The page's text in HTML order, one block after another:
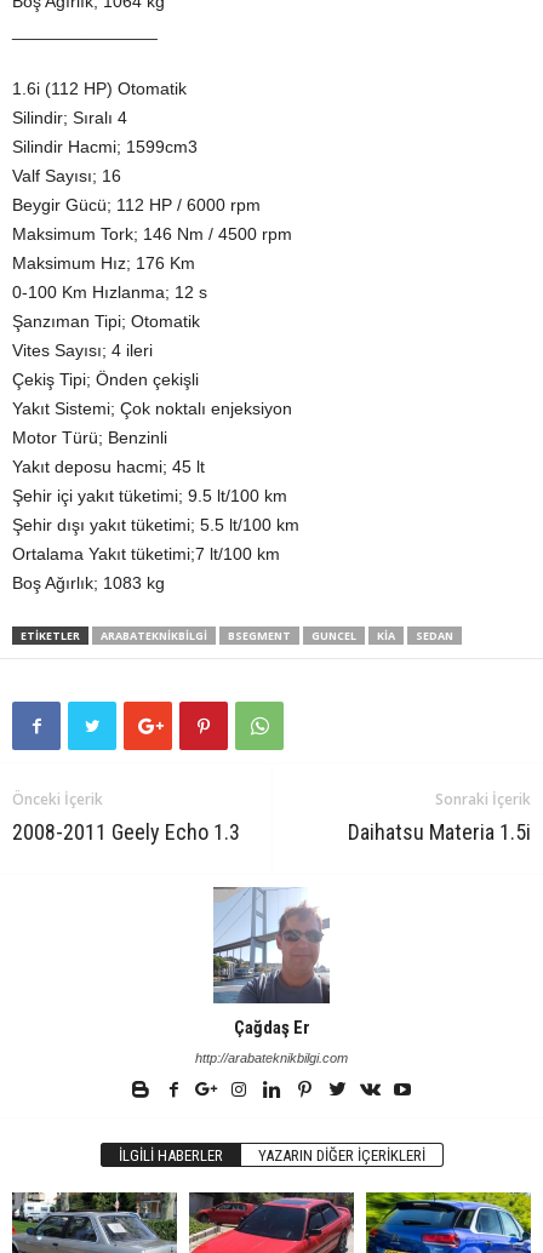
1.6i (112 HP) Otomatik
Silindir; Sıralı 4
Silindir Hacmi; 1599cm3
Valf Sayısı; 16
Beygir Gücü; 112 HP / 6000 rpm
Maksimum Tork; 146 Nm / 4500 rpm
Maksimum Hız; 176 Km
0-100 Km Hızlanma; 12 s
Şanzıman Tipi; Otomatik
Vites Sayısı; 4 ileri
Çekiş Tipi; Önden çekişli
Yakıt Sistemi; Çok noktalı enjeksiyon
Motor Türü; Benzinli
Yakıt deposu hacmi; 45 lt
Şehir içi yakıt tüketimi; 9.5 lt/100 km
Şehir dışı yakıt tüketimi; 5.5 lt/100 km
Ortalama Yakıt tüketimi;7 lt/100 km
Boş Ağırlık; 1083 kg
ETIKETLER ARABATEKNIKBILGI BSEGMENT GUNCEL KIA SEDAN
Önceki İçerik
2008-2011 Geely Echo 1.3
Sonraki İçerik
Daihatsu Materia 1.5i
Çağdaş Er
http://arabateknikbilgi.com
İLGILI HABERLER YAZARIN DIĞER İÇERIKLERI